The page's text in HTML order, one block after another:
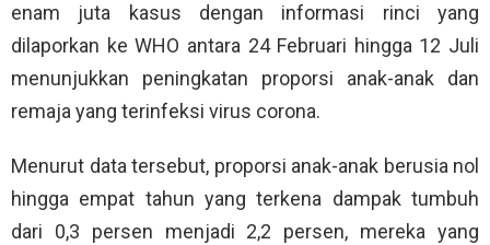
enam juta kasus dengan informasi rinci yang
dilaporkan ke WHO antara 24 Februari hingga 12 Juli
menunjukkan peningkatan proporsi anak-anak dan
remaja yang terinfeksi virus corona.
Menurut data tersebut, proporsi anak-anak berusia nol
hingga empat tahun yang terkena dampak tumbuh
dari 0,3 persen menjadi 2,2 persen, mereka yang